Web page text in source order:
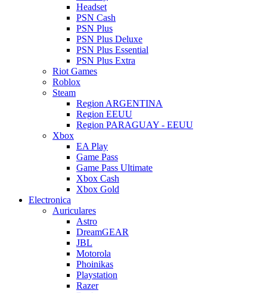
Headset
PSN Cash
PSN Plus
PSN Plus Deluxe
PSN Plus Essential
PSN Plus Extra
Riot Games
Roblox
Steam
Region ARGENTINA
Region EEUU
Region PARAGUAY - EEUU
Xbox
EA Play
Game Pass
Game Pass Ultimate
Xbox Cash
Xbox Gold
Electronica
Auriculares
Astro
DreamGEAR
JBL
Motorola
Phoinikas
Playstation
Razer